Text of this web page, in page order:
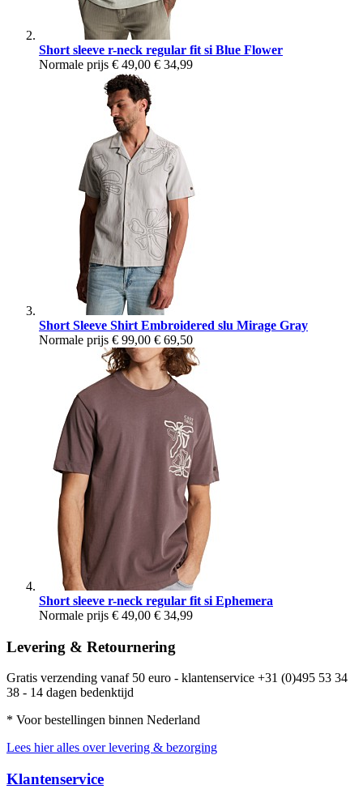
Short sleeve r-neck regular fit si Blue Flower
Normale prijs € 49,00 € 34,99
Short Sleeve Shirt Embroidered slu Mirage Gray
Normale prijs € 99,00 € 69,50
Short sleeve r-neck regular fit si Ephemera
Normale prijs € 49,00 € 34,99
Levering & Retournering
Gratis verzending vanaf 50 euro - klantenservice +31 (0)495 53 34
38 - 14 dagen bedenktijd
* Voor bestellingen binnen Nederland
Lees hier alles over levering & bezorging
Klantenservice